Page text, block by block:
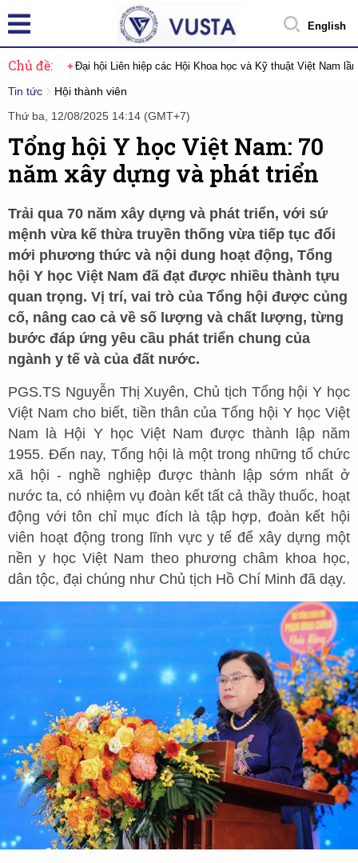
English
Chủ đề: Đại hội Liên hiệp các Hội Khoa học và Kỹ thuật Việt Nam
Tin tức
Hội thành viên
Thứ ba, 12/08/2025 14:14 (GMT+7)
Tổng hội Y học Việt Nam: 70
năm xây dựng và phát triển
Trải qua 70 năm xây dựng và phát triển, với sứ
mệnh vừa kế thừa truyền thống vừa tiếp tục đổi
mới phương thức và nội dung hoạt động, Tổng
hội Y học Việt Nam đã đạt được nhiều thành tựu
quan trọng. Vị trí, vai trò của Tổng hội được củng
cố, nâng cao cả về số lượng và chất lượng, từng
bước đáp ứng yêu cầu phát triển chung của
ngành y tế và của đất nước.
PGS.TS Nguyễn Thị Xuyên, Chủ tịch Tổng hội Y học
Việt Nam cho biết, tiền thân của Tổng hội Y học Việt
Nam là Hội Y học Việt Nam được thành lập năm
1955. Đến nay, Tổng hội là một trong những tổ chức
xã hội - nghề nghiệp được thành lập sớm nhất ở
nước ta, có nhiệm vụ đoàn kết tất cả thầy thuốc, hoạt
động với tôn chỉ mục đích là tập hợp, đoàn kết hội
viên hoạt động trong lĩnh vực y tế để xây dựng một
nền y học Việt Nam theo phương châm khoa học,
dân tộc, đại chúng như Chủ tịch Hồ Chí Minh đã dạy.